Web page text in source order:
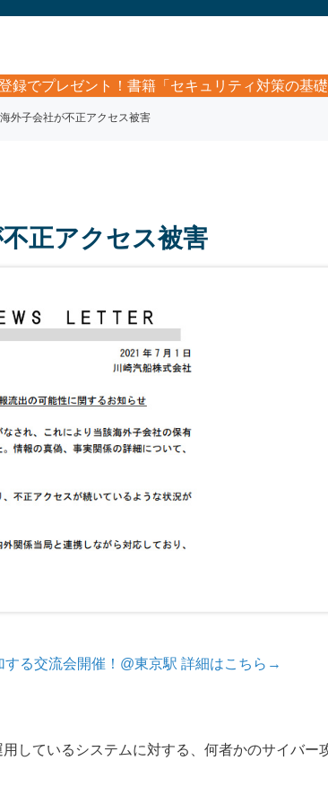
録でプレゼント！書籍「セキュリティ対策の基
外子会社が不正アクセス被害
正アクセス被害
る交流会開催！@東京駅 詳細はこちら→
しているシステムに対する、何者かのサイバー